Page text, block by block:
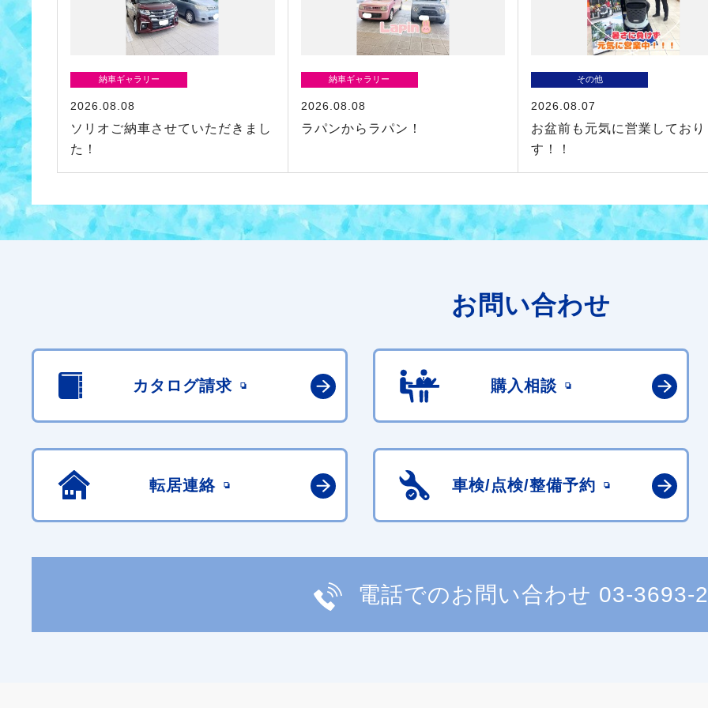
納車ギャラリー
2026.08.08
ソリオご納車させていただきまし
た！
納車ギャラリー
2026.08.08
ラパンからラパン！
その他
2026.08.07
お盆前も元気に営業してお
す！！
お問い合わせ
カタログ請求 購入相談
転居連絡 車検/点検/整備予約
電話でのお問い合わせ 03-3693-